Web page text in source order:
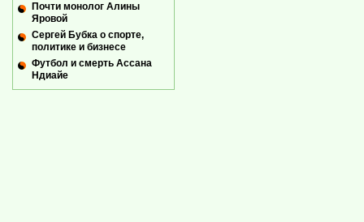
Почти монолог Алины
Яровой
Сергей Бубка о спорте,
политике и бизнесе
Футбол и смерть Ассана
Ндиайе